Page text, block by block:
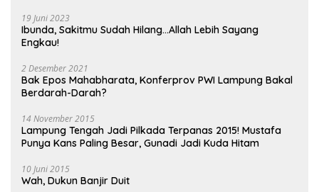
19 Juni 2023
Ibunda, Sakitmu Sudah Hilang…Allah Lebih Sayang
Engkau!
2 Desember 2021
Bak Epos Mahabharata, Konferprov PWI Lampung Bakal
Berdarah-Darah?
14 November 2015
Lampung Tengah Jadi Pilkada Terpanas 2015! Mustafa
Punya Kans Paling Besar, Gunadi Jadi Kuda Hitam
10 Juni 2015
Wah, Dukun Banjir Duit